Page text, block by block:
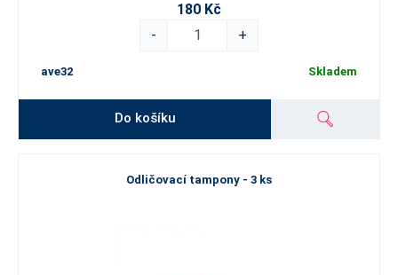
180 Kč
-
+
ave32 Skladem
Do košíku
Odličovací tampony - 3 ks